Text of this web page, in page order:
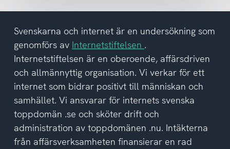
del
av
integritetspolicyn
Svenskarna och internet är en undersökning som
genomförs av Internetstiftelsen .
Internetstiftelsen är en oberoende, affärsdriven
och allmännyttig organisation. Vi verkar för ett
internet som bidrar positivt till människan och
samhället. Vi ansvarar för internets svenska
toppdomän .se och sköter drift och
administration av toppdomänen .nu. Intäkterna
från affärsverksamheten finansierar en rad